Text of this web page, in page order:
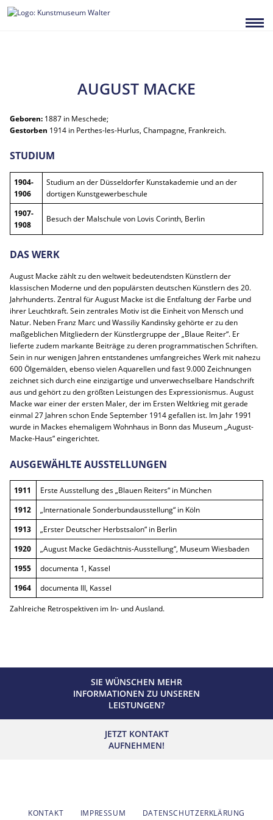
Zum
Inhalt
AUGUST MACKE
Geboren: 1887 in Meschede;
Gestorben 1914 in Perthes-les-Hurlus, Champagne, Frankreich.
STUDIUM
1904-
1906
Studium an der Düsseldorfer Kunstakademie und an der
dortigen Kunstgewerbeschule
1907-
1908
Besuch der Malschule von Lovis Corinth, Berlin
DAS WERK
August Macke zählt zu den weltweit bedeutendsten Künstlern der
klassischen Moderne und den populärsten deutschen Künstlern des 20.
Jahrhunderts. Zentral für August Macke ist die Entfaltung der Farbe und
ihrer Leuchtkraft. Sein zentrales Motiv ist die Einheit von Mensch und
Natur. Neben Franz Marc und Wassiliy Kandinsky gehörte er zu den
maßgeblichen Mitgliedern der Künstlergruppe der „Blaue Reiter“. Er
lieferte zudem markante Beiträge zu deren programmatischen Schriften.
Sein in nur wenigen Jahren entstandenes umfangreiches Werk mit nahezu
600 Ölgemälden, ebenso vielen Aquarellen und fast 9.000 Zeichnungen
zeichnet sich durch eine einzigartige und unverwechselbare Handschrift
aus und gehört zu den größten Leistungen des Expressionismus. August
Macke war einer der ersten Maler, der im Ersten Weltkrieg mit gerade
einmal 27 Jahren schon Ende September 1914 gefallen ist. Im Jahr 1991
wurde in Mackes ehemaligem Wohnhaus in Bonn das Museum „August-
Macke-Haus“ eingerichtet.
AUSGEWÄHLTE AUSSTELLUNGEN
1911
Erste Ausstellung des „Blauen Reiters“ in München
1912
„Internationale Sonderbundausstellung“ in Köln
1913
„Erster Deutscher Herbstsalon“ in Berlin
1920
„August Macke Gedächtnis-Ausstellung“, Museum Wiesbaden
1955
documenta 1, Kassel
1964
documenta III, Kassel
Zahlreiche Retrospektiven im In- und Ausland.
SIE WÜNSCHEN MEHR
INFORMATIONEN ZU UNSEREN
LEISTUNGEN?
JETZT KONTAKT
AUFNEHMEN!
KONTAKT IMPRESSUM DATENSCHUTZERKLÄRUNG